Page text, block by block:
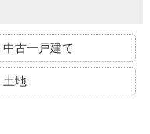
中古一戸建て
土地